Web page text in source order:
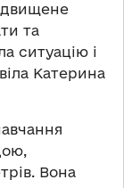
та
ситуацію і
Катерина
Вона